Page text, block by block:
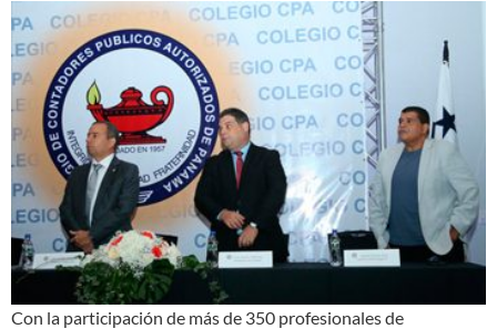
Con la participación de más de 350 profesionales de